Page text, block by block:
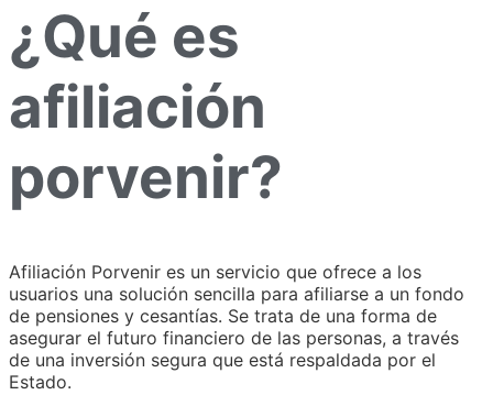
¿Qué es
afiliación
porvenir?
Afiliación Porvenir es un servicio que ofrece a los
usuarios una solución sencilla para afiliarse a un fondo
de pensiones y cesantías. Se trata de una forma de
asegurar el futuro financiero de las personas, a través
de una inversión segura que está respaldada por el
Estado.